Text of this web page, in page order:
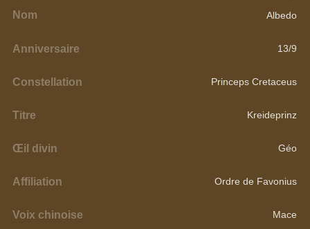
Nom Albedo
Anniversaire 13/9
Constellation Princeps Cretaceus
Titre Kreideprinz
Œil divin Géo
Affiliation Ordre de Favonius
Voix chinoise Mace